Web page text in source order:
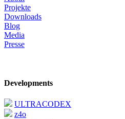
Projekte
Downloads
Blog
Media
Presse
Developments
ULTRACODEX
z4o